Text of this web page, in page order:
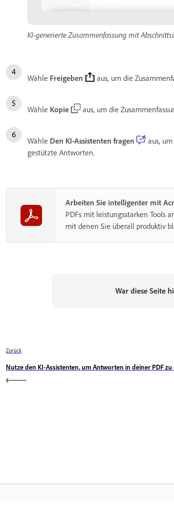
KI-generierte Zusammenfassung mit
Wähle Freigeben aus, um die
Wähle Kopie aus, um die
Wähle Den KI-Assistenten fragen
aus,
gestützte Antworten.
Arbeiten Sie intelligenter mit
PDFs mit leistungsstarken Tools
mit denen Sie überall produktiv
War diese Seite
Zurück
Nutze den KI-Assistenten, um Antworten in deiner PDF